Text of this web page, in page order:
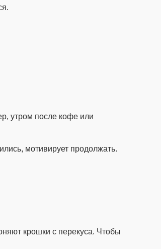
утром после кофе или
мотивирует продолжать.
крошки с перекуса. Чтобы